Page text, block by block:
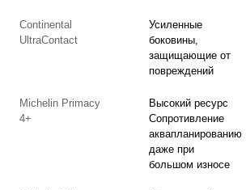
Continental
UltraContact
Michelin Primacy
4+
Усиленные
боковины,
защищающие от
повреждений
Высокий ресурс
Сопротивление
аквапланированию
даже при
большом износе